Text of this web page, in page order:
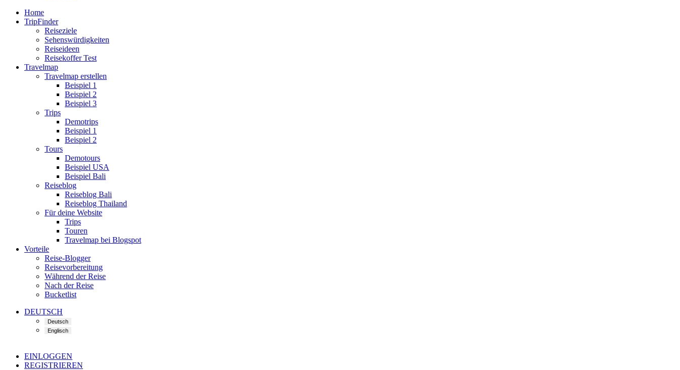
Home
TripFinder
Reiseziele
Sehenswürdigkeiten
Reiseideen
Reisekoffer Test
Travelmap
Travelmap erstellen
Beispiel 1
Beispiel 2
Beispiel 3
Trips
Demotrips
Beispiel 1
Beispiel 2
Tours
Demotours
Beispiel USA
Beispiel Bali
Reiseblog
Reiseblog Bali
Reiseblog Thailand
Für deine Website
Trips
Touren
Travelmap bei Blogspot
Vorteile
Reise-Blogger
Reisevorbereitung
Während der Reise
Nach der Reise
Bucketlist
DEUTSCH
EINLOGGEN
REGISTRIEREN